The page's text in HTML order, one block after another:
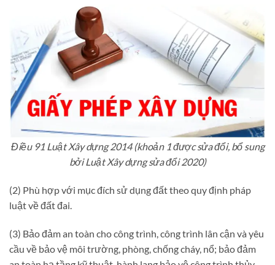
Điều 91 Luật Xây dựng 2014 (khoản 1 được sửa đổi, bổ sung
bởi Luật Xây dựng sửa đổi 2020)
(2) Phù hợp với mục đích sử dụng đất theo quy định pháp
luật về đất đai.
(3) Bảo đảm an toàn cho công trình, công trình lân cận và yêu
cầu về bảo vệ môi trường, phòng, chống cháy, nổ; bảo đảm